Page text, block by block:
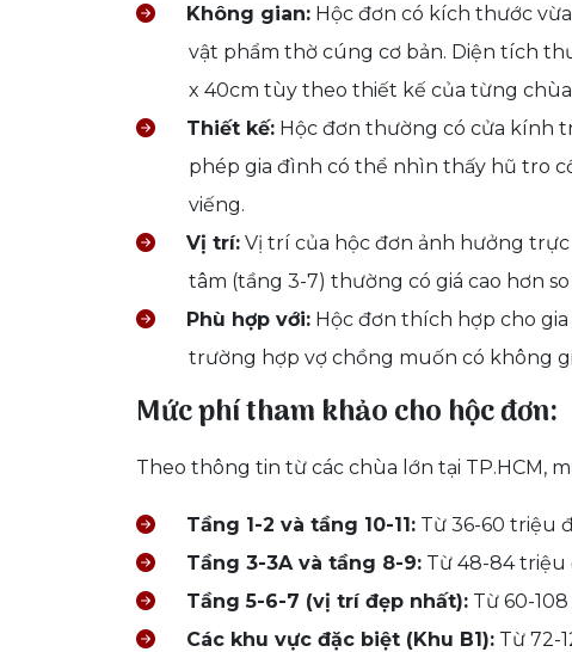
Không gian: Hộc đơn có kích thước
vật phẩm thờ cúng cơ bản. Diện tích
x 40cm tùy theo thiết kế của từng
Thiết kế: Hộc đơn thường có cửa kính
phép gia đình có thể nhìn thấy hũ tro
viếng.
Vị trí: Vị trí của hộc đơn ảnh hưởng
tâm (tầng 3-7) thường có giá cao hơn
Phù hợp với: Hộc đơn thích hợp cho
trường hợp vợ chồng muốn có không
Mức phí tham khảo cho hộc đơn:
Theo thông tin từ các chùa lớn tại TP.HCM,
Tầng 1-2 và tầng 10-11: Từ 36-60 triệu
Tầng 3-3A và tầng 8-9: Từ 48-84
Tầng 5-6-7 (vị trí đẹp nhất): Từ 60-
Các khu vực đặc biệt (Khu B1): Từ 72-